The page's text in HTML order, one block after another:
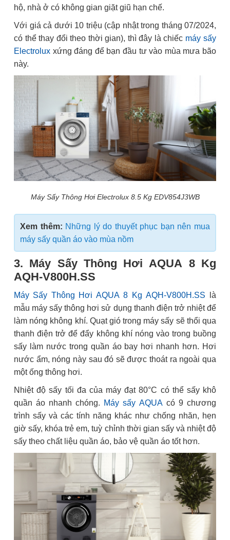
hộ, nhà ở có không gian giặt giũ hạn chế.
Với giá cả dưới 10 triệu (cập nhật trong tháng 07/2024,
có thể thay đổi theo thời gian), thì đây là chiếc máy sấy
Electrolux xứng đáng để bạn đầu tư vào mùa mưa bão
này.
Máy Sấy Thông Hơi Electrolux 8.5 Kg EDV854J3WB
Xem thêm: Những lý do thuyết phục bạn nên mua
máy sấy quần áo vào mùa nồm
3. Máy Sấy Thông Hơi AQUA 8 Kg
AQH-V800H.SS
Máy Sấy Thông Hơi AQUA 8 Kg AQH-V800H.SS là
mẫu máy sấy thông hơi sử dụng thanh điện trở nhiệt để
làm nóng không khí. Quạt gió trong máy sấy sẽ thổi qua
thanh điện trở để đẩy không khí nóng vào trong buồng
sấy làm nước trong quần áo bay hơi nhanh hơn. Hơi
nước ẩm, nóng này sau đó sẽ được thoát ra ngoài qua
một ống thông hơi.
Nhiệt độ sấy tối đa của máy đạt 80°C có thể sấy khô
quần áo nhanh chóng. Máy sấy AQUA có 9 chương
trình sấy và các tính năng khác như chống nhăn, hẹn
giờ sấy, khóa trẻ em, tuỳ chỉnh thời gian sấy và nhiệt độ
sấy theo chất liệu quần áo, bảo vệ quần áo tốt hơn.